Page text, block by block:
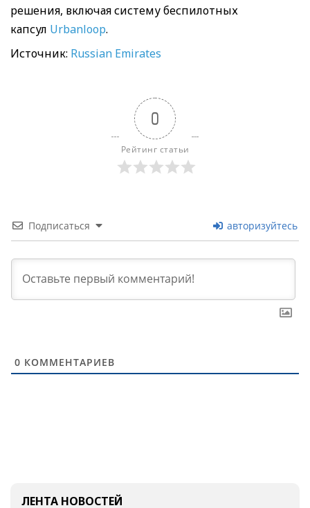
решения, включая систему беспилотных
капсул Urbanloop.
Источник: Russian Emirates
0
Рейтинг статьи
Подписаться авторизуйтесь
0 КОММЕНТАРИЕВ
ЛЕНТА НОВОСТЕЙ